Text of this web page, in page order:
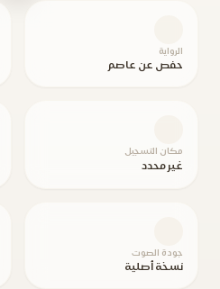
الرواية
حفص عن عاصم
مكان التسجيل
غير محدد
جودة الصوت
نسخة أصلية